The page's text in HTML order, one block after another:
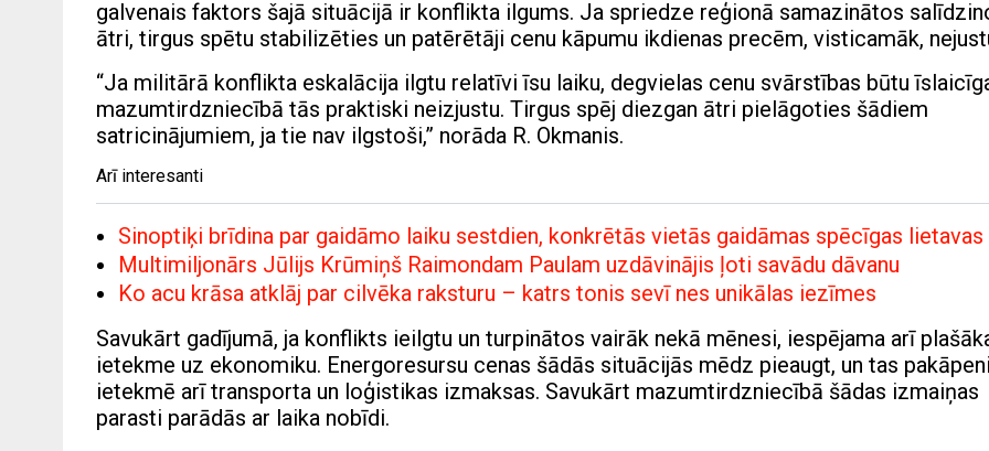
galvenais faktors šajā situācijā ir konflikta ilgums. Ja spriedze reģionā samazinātos
ātri, tirgus spētu stabilizēties un patērētāji cenu kāpumu ikdienas precēm, visticamāk,
“Ja militārā konflikta eskalācija ilgtu relatīvi īsu laiku, degvielas cenu svārstības būtu
mazumtirdzniecībā tās praktiski neizjustu. Tirgus spēj diezgan ātri pielāgoties šādiem
satricinājumiem, ja tie nav ilgstoši,” norāda R. Okmanis.
Arī interesanti
Sinoptiķi brīdina par gaidāmo laiku sestdien, konkrētās vietās gaidāmas spēcīgas lietavas
Multimiljonārs Jūlijs Krūmiņš Raimondam Paulam uzdāvinājis ļoti savādu dāvanu
Ko acu krāsa atklāj par cilvēka raksturu – katrs tonis sevī nes unikālas iezīmes
Savukārt gadījumā, ja konflikts ieilgtu un turpinātos vairāk nekā mēnesi, iespējama arī
ietekme uz ekonomiku. Energoresursu cenas šādās situācijās mēdz pieaugt, un tas
ietekmē arī transporta un loģistikas izmaksas. Savukārt mazumtirdzniecībā šādas izmaiņas
parasti parādās ar laika nobīdi.